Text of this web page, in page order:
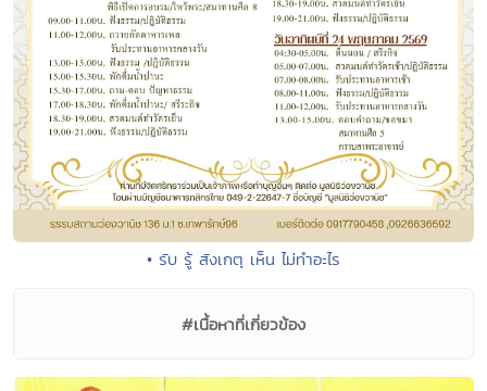
• รับ รู้ สังเกตุ เห็น ไม่ทำอะไร
#เนื้อหาที่เกี่ยวข้อง